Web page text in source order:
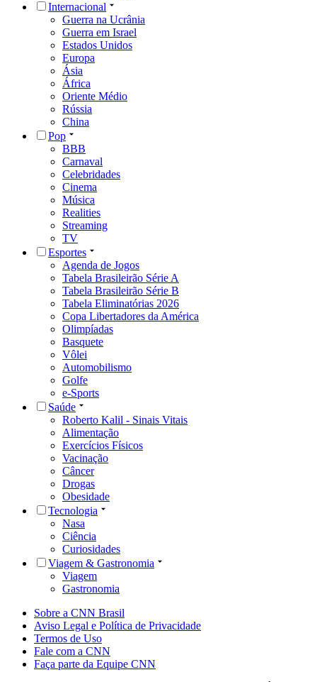
Internacional
Guerra na Ucrânia
Guerra em Israel
Estados Unidos
Europa
Ásia
África
Oriente Médio
Rússia
China
Pop
BBB
Carnaval
Celebridades
Cinema
Música
Realities
Streaming
TV
Esportes
Agenda de Jogos
Tabela Brasileirão Série A
Tabela Brasileirão Série B
Tabela Eliminatórias 2026
Copa Libertadores da América
Olimpíadas
Basquete
Vôlei
Automobilismo
Golfe
e-Sports
Saúde
Roberto Kalil - Sinais Vitais
Alimentação
Exercícios Físicos
Vacinação
Câncer
Drogas
Obesidade
Tecnologia
Nasa
Ciência
Curiosidades
Viagem & Gastronomia
Viagem
Gastronomia
Sobre a CNN Brasil
Aviso Legal e Política de Privacidade
Termos de Uso
Fale com a CNN
Faça parte da Equipe CNN